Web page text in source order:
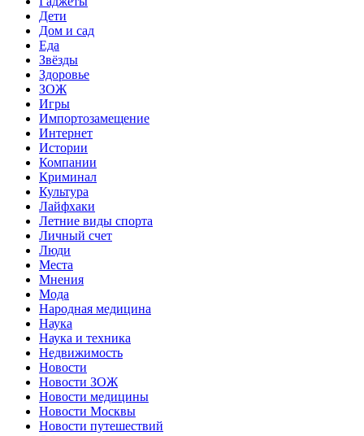
Дети
Дом и сад
Еда
Звёзды
Здоровье
ЗОЖ
Игры
Импортозамещение
Интернет
Истории
Компании
Криминал
Культура
Лайфхаки
Летние виды спорта
Личный счет
Люди
Места
Мнения
Мода
Народная медицина
Наука
Наука и техника
Недвижимость
Новости
Новости ЗОЖ
Новости медицины
Новости Москвы
Новости путешествий